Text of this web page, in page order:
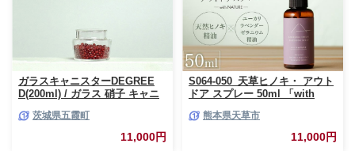
ガラスキャニスターDEGREE
D(200ml) / ガラス 硝子 キャニ
耐熱 一生もの 職人 こだわり
JIDA デザインミュージアムセ
レクション 茨城県 五霞町
茨城県五霞町
11,000円
S064-050_天草ヒノキ・ アウト
ドア スプレー 50ml 「with
熊本県天草市
11,000円